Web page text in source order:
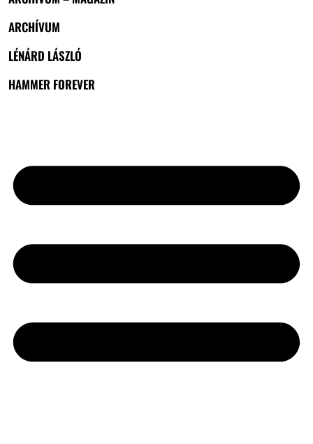
ARCHÍVUM
LÉNÁRD LÁSZLÓ
HAMMER FOREVER